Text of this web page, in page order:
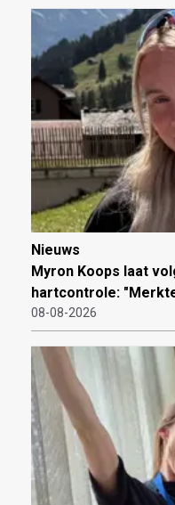
Nieuws
Myron Koops laat
hartcontrole:
08-08-2026